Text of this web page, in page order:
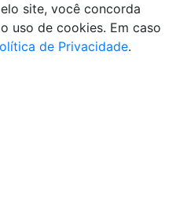
site, você concorda
uso de cookies. Em caso
de Privacidade.